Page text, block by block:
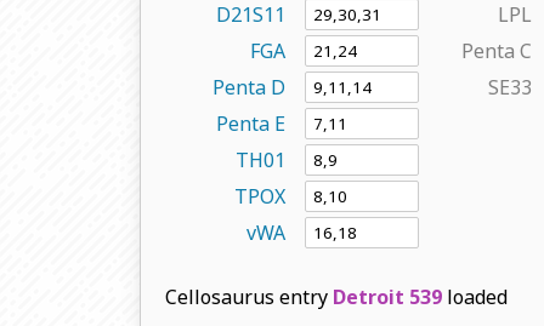
D21S11
FGA
Penta D
Penta E
TH01
TPOX
vWA
LPL
Penta C
SE33
Cellosaurus entry Detroit 539 loaded